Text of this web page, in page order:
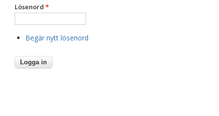
Lösenord *
Begär nytt lösenord